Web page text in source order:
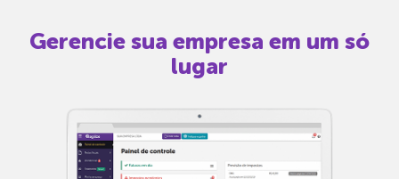
Gerencie sua empresa em um só
lugar